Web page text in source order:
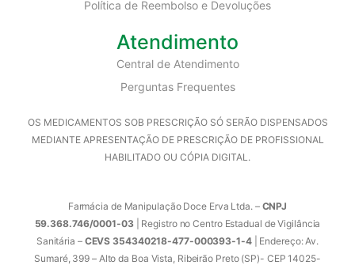
Política de Reembolso e Devoluções
Atendimento
Central de Atendimento
Perguntas Frequentes
OS MEDICAMENTOS SOB PRESCRIÇÃO SÓ SERÃO DISPENSADOS
MEDIANTE APRESENTAÇÃO DE PRESCRIÇÃO DE PROFISSIONAL
HABILITADO OU CÓPIA DIGITAL.
Farmácia de Manipulação Doce Erva Ltda. – CNPJ
59.368.746/0001-03| Registro no Centro Estadual de Vigilância
Sanitária –CEVS 354340218-477-000393-1-4| Endereço: Av.
Sumaré, 399 – Alto da Boa Vista, Ribeirão Preto (SP)- CEP 14025-